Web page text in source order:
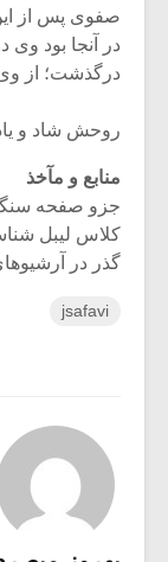
صفوی پس از
درگذشت؛ از وی ۲ دختر و ۲ پسر باقی
روحش شاد و
منابع و مآخذ
جزو صفحه سنگی
کلاس لیبل شناسی
گذر در
jsafavi